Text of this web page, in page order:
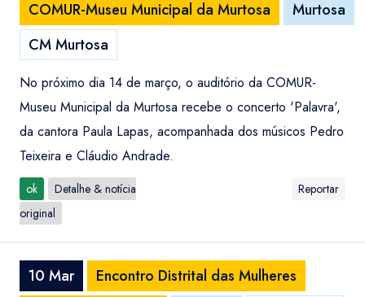
COMUR-Museu Municipal da Murtosa
Murtosa
CM Murtosa
No próximo dia 14 de março, o auditório da COMUR-
Museu Municipal da Murtosa recebe o concerto 'Palavra',
da cantora Paula Lapas, acompanhada dos músicos Pedro
Teixeira e Cláudio Andrade.
ok
Detalhe & notícia
original
Reportar
10 Mar
Encontro Distrital das Mulheres